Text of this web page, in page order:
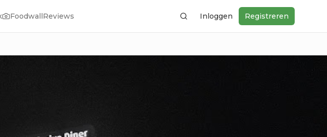
FoodwallReviews ZoekenInloggen Registreren